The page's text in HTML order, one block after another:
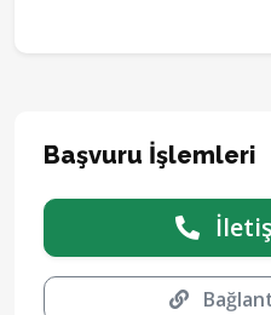
Başvuru İşlemleri